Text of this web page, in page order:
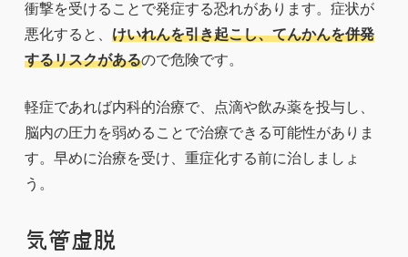
衝撃を受けることで発症する恐れがあります。症状が
悪化すると、 けいれんを引き起こし、てんかんを併発
するリスクがあるので危険です。
軽症であれば内科的治療で、点滴や飲み薬を投与し、
脳内の圧力を弱めることで治療できる可能性がありま
す。早めに治療を受け、重症化する前に治しましょ
う。
気管虚脱